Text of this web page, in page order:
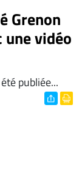
Grenon
une vidéo
publiée...